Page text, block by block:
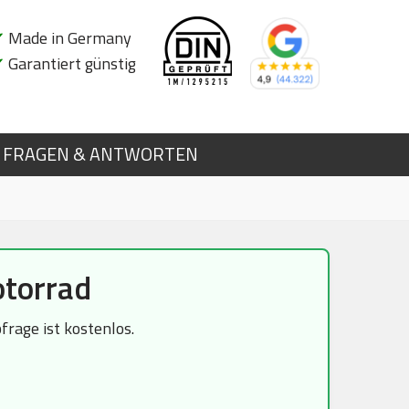
Made in Germany
Garantiert günstig
FRAGEN & ANTWORTEN
ist kostenlos.